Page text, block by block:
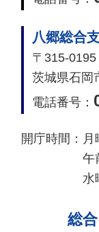
八郷総合
〒315-0195
茨城県石岡
電話番号：
開庁時間： 月
午
水
総